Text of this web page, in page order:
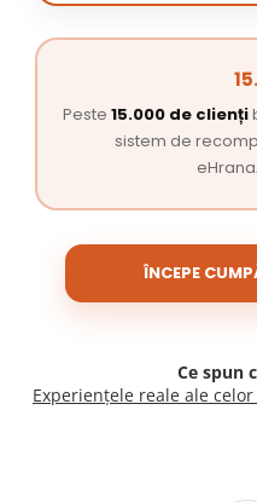
Peste 15.000 de clienți
sistem de
ÎNCEPE
Ce spun
Experiențele reale ale